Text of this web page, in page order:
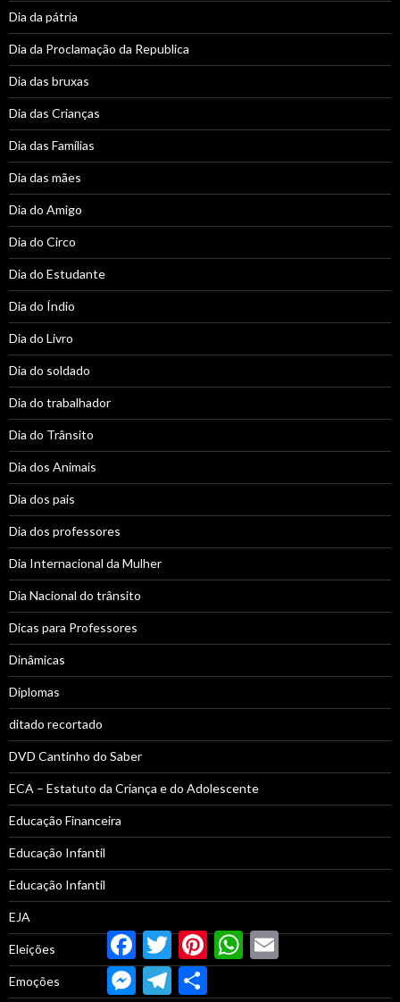
Dia da pátria
Dia da Proclamação da Republica
Dia das bruxas
Dia das Crianças
Dia das Famílias
Dia das mães
Dia do Amigo
Dia do Circo
Dia do Estudante
Dia do Índio
Dia do Livro
Dia do soldado
Dia do trabalhador
Dia do Trânsito
Dia dos Animais
Dia dos pais
Dia dos professores
Dia Internacional da Mulher
Dia Nacional do trânsito
Dicas para Professores
Dinâmicas
Diplomas
ditado recortado
DVD Cantinho do Saber
ECA – Estatuto da Criança e do Adolescente
Educação Financeira
Educação Infantil
Educação Infantil
EJA
Eleições
Emoções
Facebook
TwitterPinterestWhatsApp
Email
MessengerTelegram